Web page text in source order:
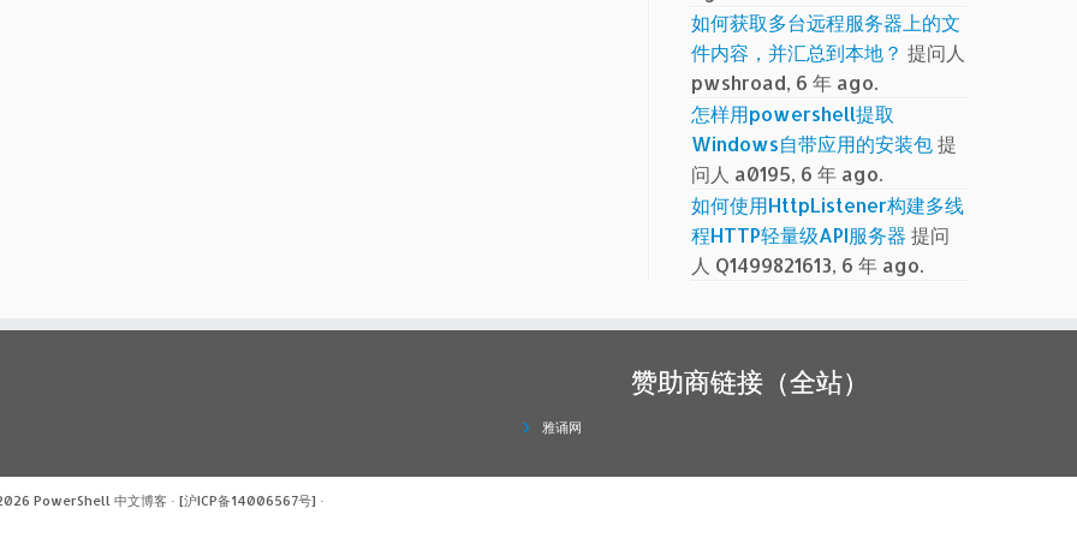
如何获取多台远程服务器上的文
件内容，并汇总到本地？ 提问人
pwshroad, 6 年 ago.
怎样用powershell提取
Windows自带应用的安装包提
问人 a0195, 6 年 ago.
如何使用HttpListener构建多线
程HTTP轻量级API服务器 提问
人 Q1499821613, 6 年 ago.
赞助商链接（全站）
雅诵网
PowerShell 中文博客 · [沪ICP备14006567号] ·